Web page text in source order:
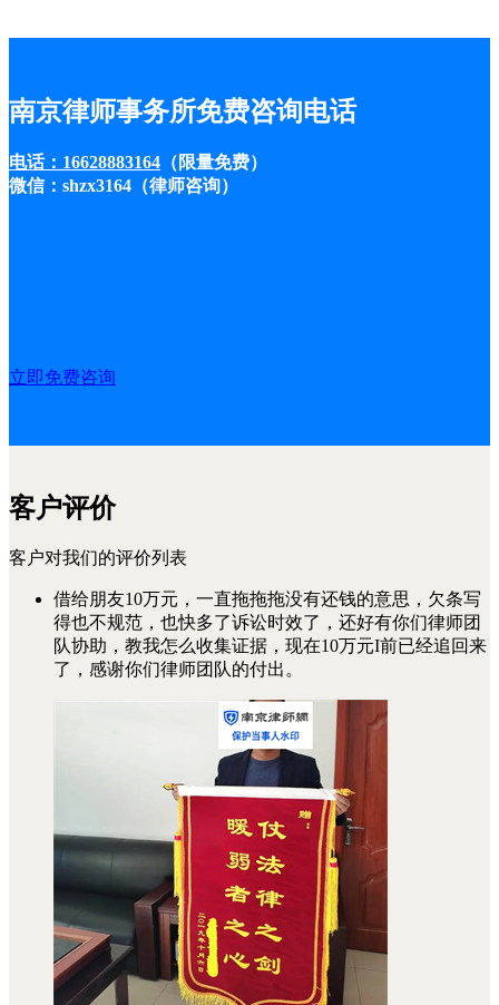
南京律师事务所免费咨询电话
电话：16628883164 （限量免费）
微信：shzx3164（律师咨询）
立即免费咨询
客户评价
客户对我们的评价列表
借给朋友10万元，一直拖拖拖没有还钱的意思，欠条写
得也不规范，也快多了诉讼时效了，还好有你们律师团
队协助，教我怎么收集证据，现在10万元I前已经追回来
了，感谢你们律师团队的付出。